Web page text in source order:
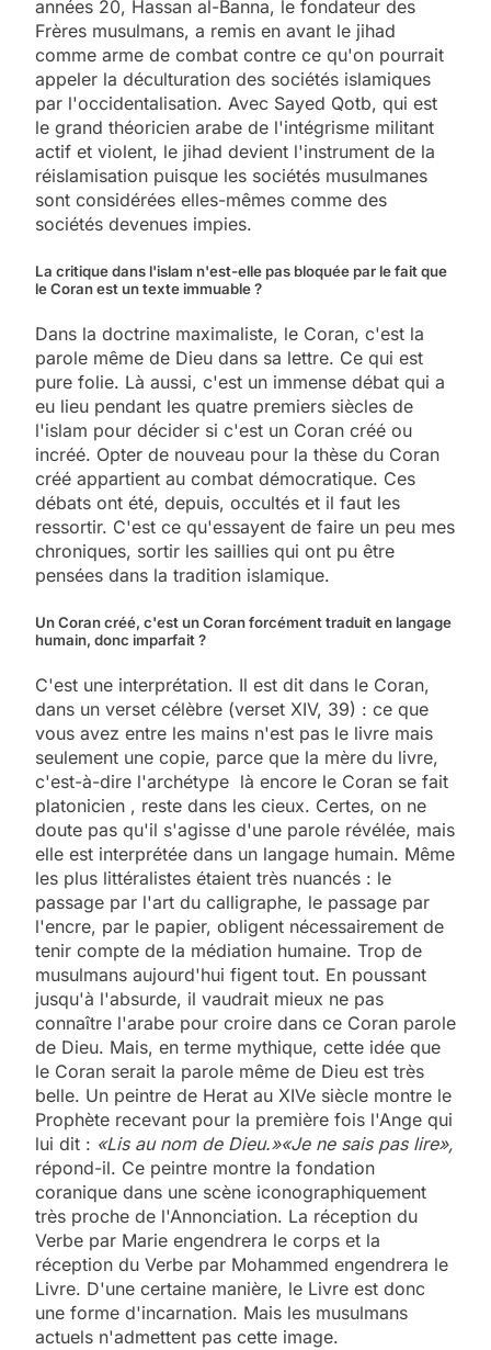
années 20, Hassan al-Banna, le fondateur des
Frères musulmans, a remis en avant le jihad
comme arme de combat contre ce qu'on pourrait
appeler la déculturation des sociétés islamiques
par l'occidentalisation. Avec Sayed Qotb, qui est
le grand théoricien arabe de l'intégrisme militant
actif et violent, le jihad devient l'instrument de la
réislamisation puisque les sociétés musulmanes
sont considérées elles-mêmes comme des
sociétés devenues impies.
La critique dans l'islam n'est-elle pas bloquée par le fait que
le Coran est un texte immuable ?
Dans la doctrine maximaliste, le Coran, c'est la
parole même de Dieu dans sa lettre. Ce qui est
pure folie. Là aussi, c'est un immense débat qui a
eu lieu pendant les quatre premiers siècles de
l'islam pour décider si c'est un Coran créé ou
incréé. Opter de nouveau pour la thèse du Coran
créé appartient au combat démocratique. Ces
débats ont été, depuis, occultés et il faut les
ressortir. C'est ce qu'essayent de faire un peu mes
chroniques, sortir les saillies qui ont pu être
pensées dans la tradition islamique.
Un Coran créé, c'est un Coran forcément traduit en langage
humain, donc imparfait ?
C'est une interprétation. Il est dit dans le Coran,
dans un verset célèbre (verset XIV, 39) : ce que
vous avez entre les mains n'est pas le livre mais
seulement une copie, parce que la mère du livre,
c'est-à-dire l'archétype ­ là encore le Coran se fait
platonicien ­, reste dans les cieux. Certes, on ne
doute pas qu'il s'agisse d'une parole révélée, mais
elle est interprétée dans un langage humain. Même
les plus littéralistes étaient très nuancés : le
passage par l'art du calligraphe, le passage par
l'encre, par le papier, obligent nécessairement de
tenir compte de la médiation humaine. Trop de
musulmans aujourd'hui figent tout. En poussant
jusqu'à l'absurde, il vaudrait mieux ne pas
connaître l'arabe pour croire dans ce Coran parole
de Dieu. Mais, en terme mythique, cette idée que
le Coran serait la parole même de Dieu est très
belle. Un peintre de Herat au XIVe siècle montre le
Prophète recevant pour la première fois l'Ange qui
lui dit : «Lis au nom de Dieu.»«Je ne sais pas lire»,
répond-il. Ce peintre montre la fondation
coranique dans une scène iconographiquement
très proche de l'Annonciation. La réception du
Verbe par Marie engendrera le corps et la
réception du Verbe par Mohammed engendrera le
Livre. D'une certaine manière, le Livre est donc
une forme d'incarnation. Mais les musulmans
actuels n'admettent pas cette image.